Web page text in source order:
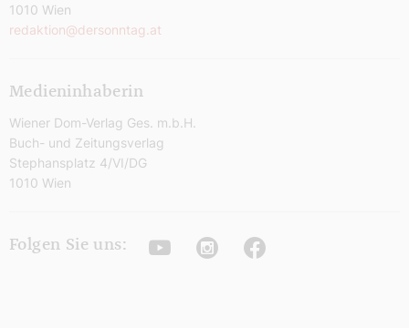
1010 Wien
redaktion@dersonntag.at
Medieninhaberin
Wiener Dom-Verlag Ges. m.b.H.
Buch- und Zeitungsverlag
Stephansplatz 4/VI/DG
1010 Wien
Folgen Sie uns: YoutubeInstagramFacebook